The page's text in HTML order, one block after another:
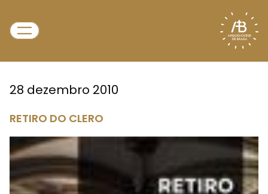
28 dezembro 2010
RETIRO DO CLERO